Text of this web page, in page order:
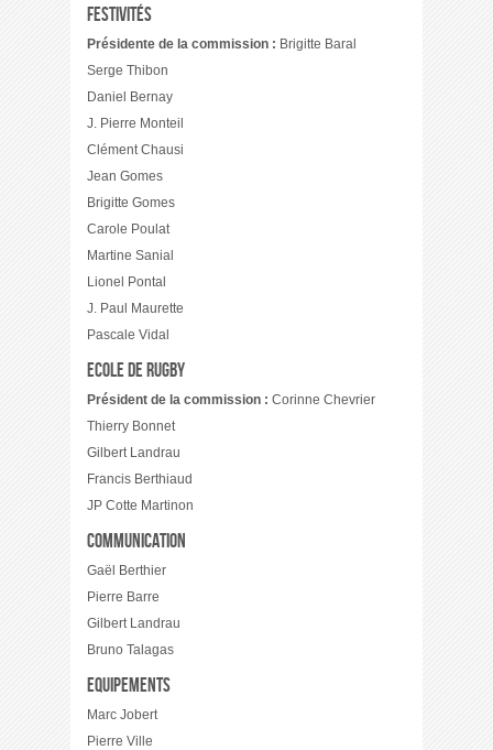
Festivités
Présidente de la commission : Brigitte Baral
Serge Thibon
Daniel Bernay
J. Pierre Monteil
Clément Chausi
Jean Gomes
Brigitte Gomes
Carole Poulat
Martine Sanial
Lionel Pontal
J. Paul Maurette
Pascale Vidal
Ecole de rugby
Président de la commission : Corinne Chevrier
Thierry Bonnet
Gilbert Landrau
Francis Berthiaud
JP Cotte Martinon
Communication
Gaël Berthier
Pierre Barre
Gilbert Landrau
Bruno Talagas
Equipements
Marc Jobert
Pierre Ville